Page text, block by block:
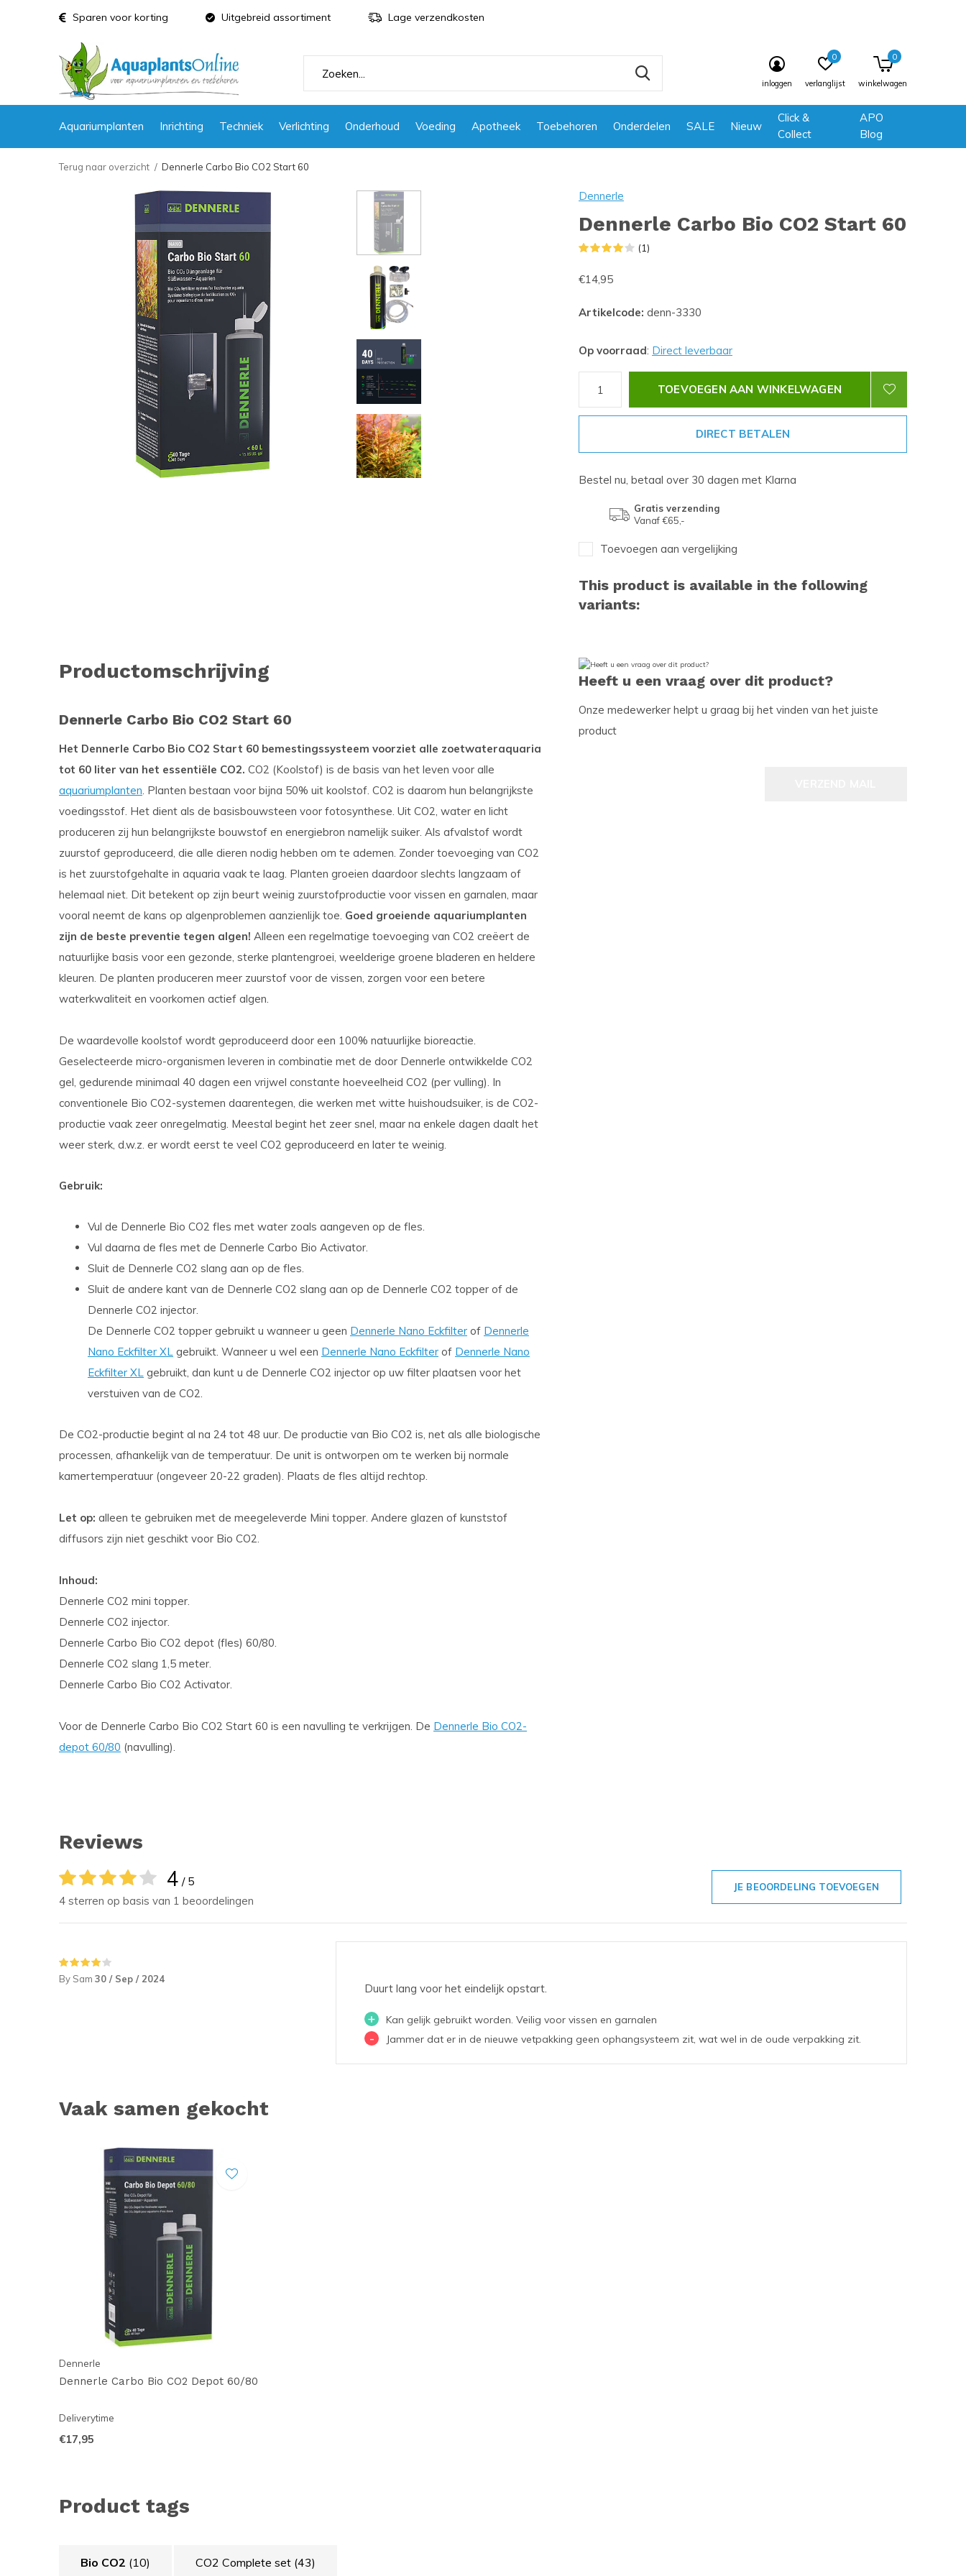
Aquariumplanten Inrichting Techniek Verlichting Onderhoud Voeding Apotheek Toebehoren Onderdelen SALE Nieuw
Click &
Collect
APO
Blog
inloggen verlanglijst
0
winkelwagen
0
Sparen voor korting Uitgebreid assortiment Lage verzendkosten
Terug naar overzicht Dennerle Carbo Bio CO2 Start 60
Dennerle
Dennerle Carbo Bio CO2 Start 60
(1)
€14,95
Artikelcode: denn-3330
Op voorraad: Direct leverbaar
TOEVOEGEN AAN WINKELWAGEN
DIRECT BETALEN
Bestel nu, betaal over 30 dagen met Klarna
Gratis verzending
Vanaf €65,-
Toevoegen aan vergelijking
This product is available in the following
variants:
Productomschrijving
Dennerle Carbo Bio CO2 Start 60
Het Dennerle Carbo Bio CO2 Start 60 bemestingssysteem voorziet alle zoetwateraquaria
tot 60 liter van het essentiële CO2. CO2 (Koolstof) is de basis van het leven voor alle
aquariumplanten. Planten bestaan voor bijna 50% uit koolstof. CO2 is daarom hun belangrijkste
voedingsstof. Het dient als de basisbouwsteen voor fotosynthese. Uit CO2, water en licht
produceren zij hun belangrijkste bouwstof en energiebron namelijk suiker. Als afvalstof wordt
zuurstof geproduceerd, die alle dieren nodig hebben om te ademen. Zonder toevoeging van CO2
is het zuurstofgehalte in aquaria vaak te laag. Planten groeien daardoor slechts langzaam of
helemaal niet. Dit betekent op zijn beurt weinig zuurstofproductie voor vissen en garnalen, maar
vooral neemt de kans op algenproblemen aanzienlijk toe. Goed groeiende aquariumplanten
zijn de beste preventie tegen algen! Alleen een regelmatige toevoeging van CO2 creëert de
natuurlijke basis voor een gezonde, sterke plantengroei, weelderige groene bladeren en heldere
kleuren. De planten produceren meer zuurstof voor de vissen, zorgen voor een betere
waterkwaliteit en voorkomen actief algen.
De waardevolle koolstof wordt geproduceerd door een 100% natuurlijke bioreactie.
Geselecteerde micro-organismen leveren in combinatie met de door Dennerle ontwikkelde CO2
gel, gedurende minimaal 40 dagen een vrijwel constante hoeveelheid CO2 (per vulling). In
conventionele Bio CO2-systemen daarentegen, die werken met witte huishoudsuiker, is de CO2-
productie vaak zeer onregelmatig. Meestal begint het zeer snel, maar na enkele dagen daalt het
weer sterk, d.w.z. er wordt eerst te veel CO2 geproduceerd en later te weinig.
Gebruik:
Vul de Dennerle Bio CO2 fles met water zoals aangeven op de fles.
Vul daarna de fles met de Dennerle Carbo Bio Activator.
Sluit de Dennerle CO2 slang aan op de fles.
Sluit de andere kant van de Dennerle CO2 slang aan op de Dennerle CO2 topper of de
Dennerle CO2 injector.
De Dennerle CO2 topper gebruikt u wanneer u geen Dennerle Nano Eckfilter of Dennerle
Nano Eckfilter XL gebruikt. Wanneer u wel een Dennerle Nano Eckfilter of Dennerle Nano
Eckfilter XL gebruikt, dan kunt u de Dennerle CO2 injector op uw filter plaatsen voor het
verstuiven van de CO2.
De CO2-productie begint al na 24 tot 48 uur. De productie van Bio CO2 is, net als alle biologische
processen, afhankelijk van de temperatuur. De unit is ontworpen om te werken bij normale
kamertemperatuur (ongeveer 20-22 graden). Plaats de fles altijd rechtop.
Let op: alleen te gebruiken met de meegeleverde Mini topper. Andere glazen of kunststof
diffusors zijn niet geschikt voor Bio CO2.
Inhoud:
Dennerle CO2 mini topper.
Dennerle CO2 injector.
Dennerle Carbo Bio CO2 depot (fles) 60/80.
Dennerle CO2 slang 1,5 meter.
Dennerle Carbo Bio CO2 Activator.
Voor de Dennerle Carbo Bio CO2 Start 60 is een navulling te verkrijgen. De Dennerle Bio CO2-
depot 60/80 (navulling).
Heeft u een vraag over dit product?
Onze medewerker helpt u graag bij het vinden van het juiste
product
Reviews
4 / 5
4 sterren op basis van 1 beoordelingen
JE BEOORDELING TOEVOEGEN
By Sam 30 / Sep / 2024
Duurt lang voor het eindelijk opstart.
+ Kan gelijk gebruikt worden. Veilig voor vissen en garnalen
- Jammer dat er in de nieuwe vetpakking geen ophangsysteem zit, wat wel in de oude verpakking zit.
Vaak samen gekocht
Dennerle
Dennerle Carbo Bio CO2 Depot 60/80
Deliverytime
€17,95
Product tags
Bio CO2 (10) CO2 Complete set (43)